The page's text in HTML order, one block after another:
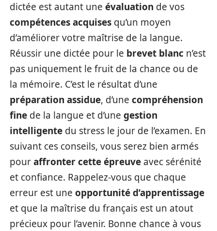
dictée est autant une évaluation de vos
compétences acquises qu’un moyen
d’améliorer votre maîtrise de la langue.
Réussir une dictée pour le brevet blanc n’est
pas uniquement le fruit de la chance ou de
la mémoire. C’est le résultat d’une
préparation assidue, d’une compréhension
fine de la langue et d’une gestion
intelligente du stress le jour de l’examen. En
suivant ces conseils, vous serez bien armés
pouraffronter cette épreuve avec sérénité
et confiance. Rappelez-vous que chaque
erreur est une opportunité d’apprentissage
et que la maîtrise du français est un atout
précieux pour l’avenir. Bonne chance à vous